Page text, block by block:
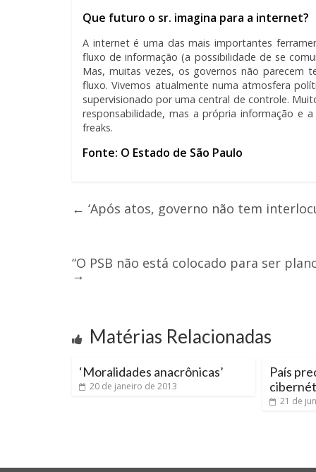
Que futuro o sr. imagina para a internet?
A internet é uma das mais importantes
fluxo de informação (a possibilidade de se
Mas, muitas vezes, os governos não
fluxo. Vivemos atualmente numa atmosfera
supervisionado por uma central de controle.
responsabilidade, mas a própria informação e
freaks.
Fonte: O Estado de São Paulo
← ‘Após atos, governo não tem
“O PSB não está colocado para ser
→
Matérias Relacionadas
‘Moralidades anacrônicas’
20 de janeiro de 2013
País
21 de